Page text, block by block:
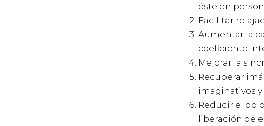
éste en
Facilitar
Aumentar la
coeficiente
Mejorar la
Recuperar
imaginativos
Reducir el
liberación de